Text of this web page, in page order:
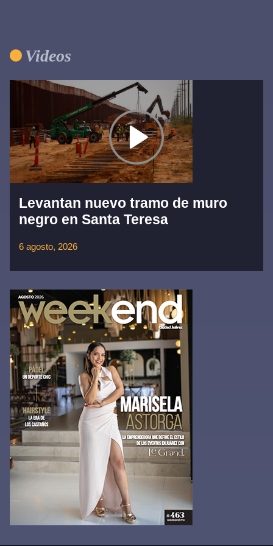
Videos
Levantan nuevo tramo de muro
negro en Santa Teresa
6 agosto, 2026